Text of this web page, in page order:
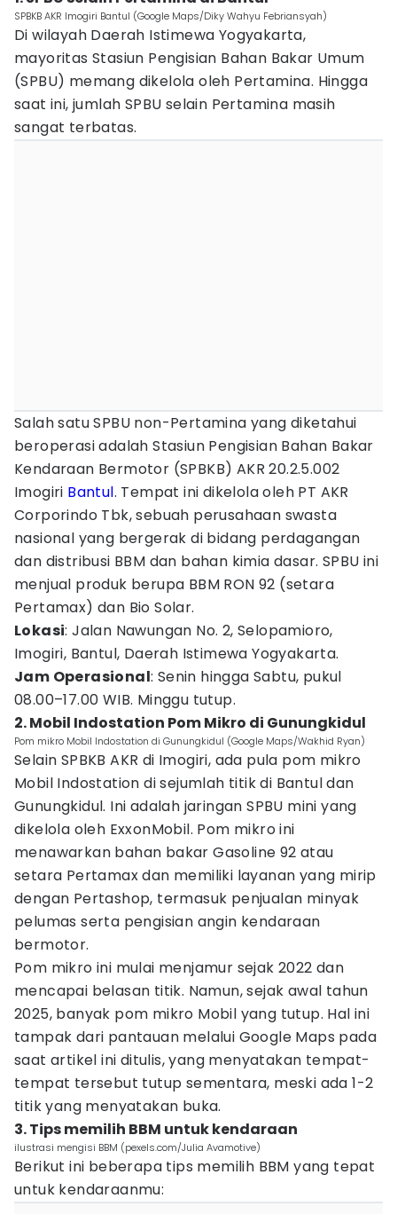
SPBKB AKR Imogiri Bantul (Google Maps/Diky Wahyu Febriansyah)
Di wilayah Daerah Istimewa Yogyakarta,
mayoritas Stasiun Pengisian Bahan Bakar Umum
(SPBU) memang dikelola oleh Pertamina. Hingga
saat ini, jumlah SPBU selain Pertamina masih
sangat terbatas.
Salah satu SPBU non-Pertamina yang diketahui
beroperasi adalah Stasiun Pengisian Bahan Bakar
Kendaraan Bermotor (SPBKB) AKR 20.2.5.002
Imogiri Bantul. Tempat ini dikelola oleh PT AKR
Corporindo Tbk, sebuah perusahaan swasta
nasional yang bergerak di bidang perdagangan
dan distribusi BBM dan bahan kimia dasar. SPBU ini
menjual produk berupa BBM RON 92 (setara
Pertamax) dan Bio Solar.
Lokasi: Jalan Nawungan No. 2, Selopamioro,
Imogiri, Bantul, Daerah Istimewa Yogyakarta.
Jam Operasional: Senin hingga Sabtu, pukul
08.00–17.00 WIB. Minggu tutup.
2. Mobil Indostation Pom Mikro di Gunungkidul
Pom mikro Mobil Indostation di Gunungkidul (Google Maps/Wakhid Ryan)
Selain SPBKB AKR di Imogiri, ada pula pom mikro
Mobil Indostation di sejumlah titik di Bantul dan
Gunungkidul. Ini adalah jaringan SPBU mini yang
dikelola oleh ExxonMobil. Pom mikro ini
menawarkan bahan bakar Gasoline 92 atau
setara Pertamax dan memiliki layanan yang mirip
dengan Pertashop, termasuk penjualan minyak
pelumas serta pengisian angin kendaraan
bermotor.
Pom mikro ini mulai menjamur sejak 2022 dan
mencapai belasan titik. Namun, sejak awal tahun
2025, banyak pom mikro Mobil yang tutup. Hal ini
tampak dari pantauan melalui Google Maps pada
saat artikel ini ditulis, yang menyatakan tempat-
tempat tersebut tutup sementara, meski ada 1-2
titik yang menyatakan buka.
3. Tips memilih BBM untuk kendaraan
ilustrasi mengisi BBM (pexels.com/Julia Avamotive)
Berikut ini beberapa tips memilih BBM yang tepat
untuk kendaraanmu: